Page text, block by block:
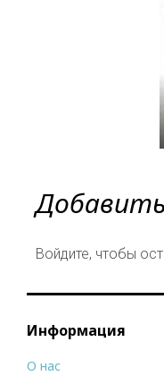
Войдите, чтобы
Информация
О нас